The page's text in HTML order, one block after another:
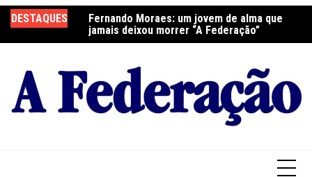
para
o
DESTAQUES
a Festa do
Fernando Moraes: um jovem de alma que
jamais deixou morrer “A Federação”